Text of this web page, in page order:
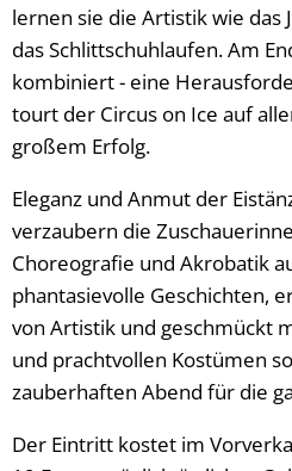
lernen sie die Artistik wie das
das Schlittschuhlaufen. Am
kombiniert - eine
tourt der Circus on Ice auf
großem Erfolg.
Eleganz und Anmut der
verzaubern die
Choreografie und Akrobatik
phantasievolle Geschichten,
von Artistik und geschmückt
und prachtvollen Kostümen
zauberhaften Abend für die
Der Eintritt kostet im